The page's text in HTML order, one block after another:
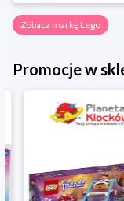
Zobacz markę Lego
Promocje w